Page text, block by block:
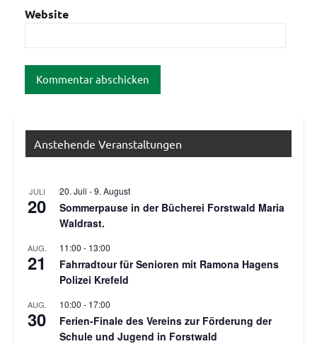
Website
Anstehende Veranstaltungen
JULI
20
20. Juli -9. August
Sommerpause in der Bücherei Forstwald Maria
Waldrast.
AUG.
21
11:00 - 13:00
Fahrradtour für Senioren mit Ramona Hagens
Polizei Krefeld
AUG.
30
10:00 - 17:00
Ferien-Finale des Vereins zur Förderung der
Schule und Jugend in Forstwald